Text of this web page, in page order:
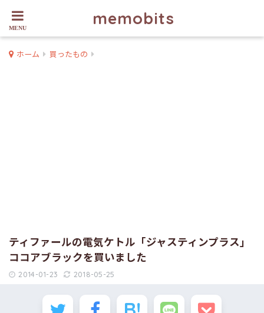
memobits
ホーム 買ったもの
ティファールの電気ケトル「ジャスティンプラス」
ココアブラックを買いました
2014-01-23 2018-05-25